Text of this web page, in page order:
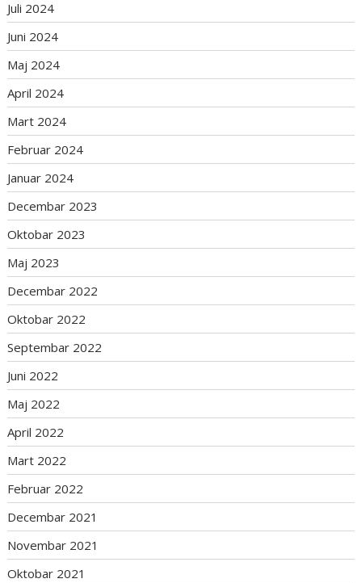
Juli 2024
Juni 2024
Maj 2024
April 2024
Mart 2024
Februar 2024
Januar 2024
Decembar 2023
Oktobar 2023
Maj 2023
Decembar 2022
Oktobar 2022
Septembar 2022
Juni 2022
Maj 2022
April 2022
Mart 2022
Februar 2022
Decembar 2021
Novembar 2021
Oktobar 2021